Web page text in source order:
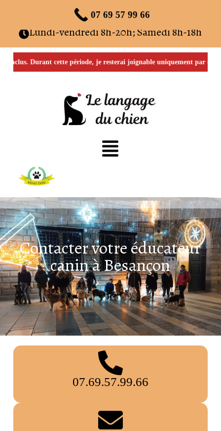
Réservez votre rendez-vous dès maintenant !
Lundi-vendredi 8h-20h; Samedi 8h-18h
Durant cette période, je resterai joignable uniquement par e-mail :
Contacter votre éducateur
canin à Besançon
07.69.57.99.66
07 69 57 99 66